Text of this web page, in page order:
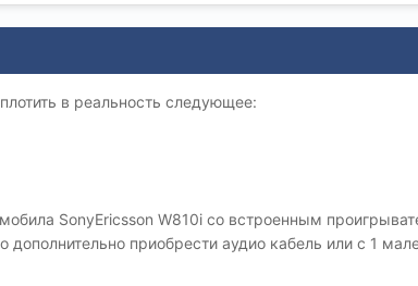
в реальность следующее:
SonyEricsson W810i со встроенным
дополнительно приобрести аудио кабель или с 1